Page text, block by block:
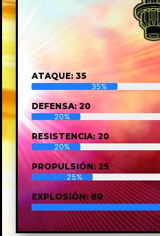
ATAQUE: 35
35%
DEFENSA: 20
20%
RESISTENCIA: 20
20%
PROPULSIÓN: 25
25%
EXPLOSIÓN: 80